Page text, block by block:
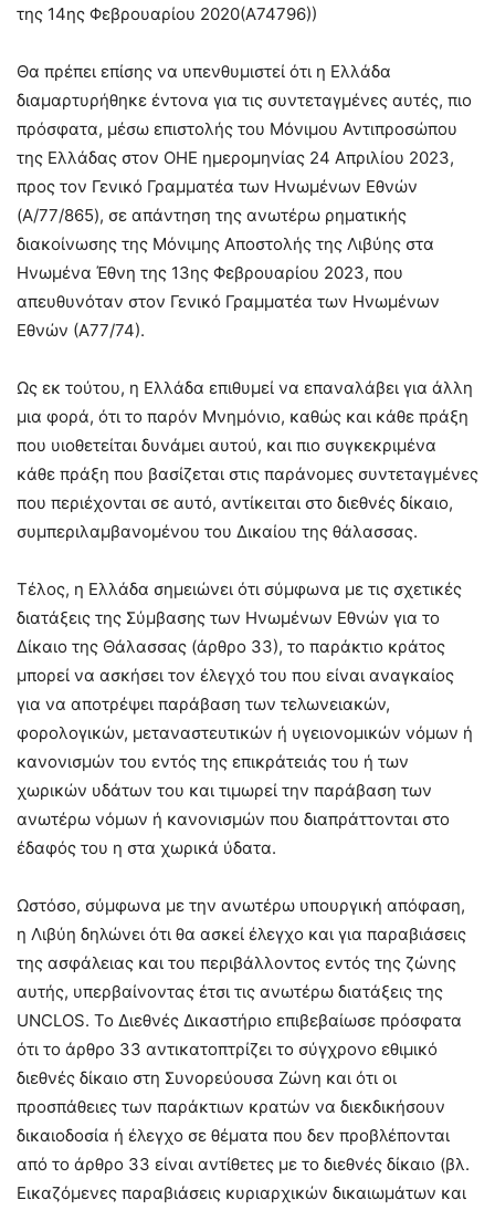
της 14ης Φεβρουαρίου 2020(Α74796))
Θα πρέπει επίσης να υπενθυμιστεί ότι η Ελλάδα
διαμαρτυρήθηκε έντονα για τις συντεταγμένες αυτές, πιο
πρόσφατα, μέσω επιστολής του Μόνιμου Αντιπροσώπου
της Ελλάδας στον ΟΗΕ ημερομηνίας 24 Απριλίου 2023,
προς τον Γενικό Γραμματέα των Ηνωμένων Εθνών
(A/77/865), σε απάντηση της ανωτέρω ρηματικής
διακοίνωσης της Μόνιμης Αποστολής της Λιβύης στα
Ηνωμένα Έθνη της 13ης Φεβρουαρίου 2023, που
απευθυνόταν στον Γενικό Γραμματέα των Ηνωμένων
Εθνών (Α77/74).
Ως εκ τούτου, η Ελλάδα επιθυμεί να επαναλάβει για άλλη
μια φορά, ότι το παρόν Μνημόνιο, καθώς και κάθε πράξη
που υιοθετείται δυνάμει αυτού, και πιο συγκεκριμένα
κάθε πράξη που βασίζεται στις παράνομες συντεταγμένες
που περιέχονται σε αυτό, αντίκειται στο διεθνές δίκαιο,
συμπεριλαμβανομένου του Δικαίου της θάλασσας.
Τέλος, η Ελλάδα σημειώνει ότι σύμφωνα με τις σχετικές
διατάξεις της Σύμβασης των Ηνωμένων Εθνών για το
Δίκαιο της Θάλασσας (άρθρο 33), το παράκτιο κράτος
μπορεί να ασκήσει τον έλεγχό του που είναι αναγκαίος
για να αποτρέψει παράβαση των τελωνειακών,
φορολογικών, μεταναστευτικών ή υγειονομικών νόμων ή
κανονισμών του εντός της επικράτειάς του ή των
χωρικών υδάτων του και τιμωρεί την παράβαση των
ανωτέρω νόμων ή κανονισμών που διαπράττονται στο
έδαφός του η στα χωρικά ύδατα.
Ωστόσο, σύμφωνα με την ανωτέρω υπουργική απόφαση,
η Λιβύη δηλώνει ότι θα ασκεί έλεγχο και για παραβιάσεις
της ασφάλειας και του περιβάλλοντος εντός της ζώνης
αυτής, υπερβαίνοντας έτσι τις ανωτέρω διατάξεις της
UNCLOS. Το Διεθνές Δικαστήριο επιβεβαίωσε πρόσφατα
ότι το άρθρο 33 αντικατοπτρίζει το σύγχρονο εθιμικό
διεθνές δίκαιο στη Συνορεύουσα Ζώνη και ότι οι
προσπάθειες των παράκτιων κρατών να διεκδικήσουν
δικαιοδοσία ή έλεγχο σε θέματα που δεν προβλέπονται
από το άρθρο 33 είναι αντίθετες με το διεθνές δίκαιο (βλ.
Εικαζόμενες παραβιάσεις κυριαρχικών δικαιωμάτων και